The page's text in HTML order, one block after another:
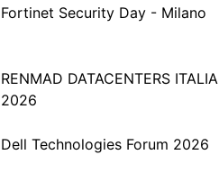
Fortinet Security Day - Milano
RENMAD DATACENTERS ITALIA
2026
Dell Technologies Forum 2026